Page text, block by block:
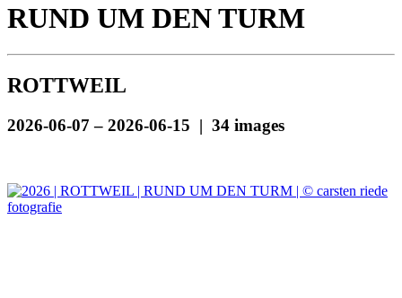
RUND UM DEN TURM
ROTTWEIL
2026-06-07 – 2026-06-15 | 34 images